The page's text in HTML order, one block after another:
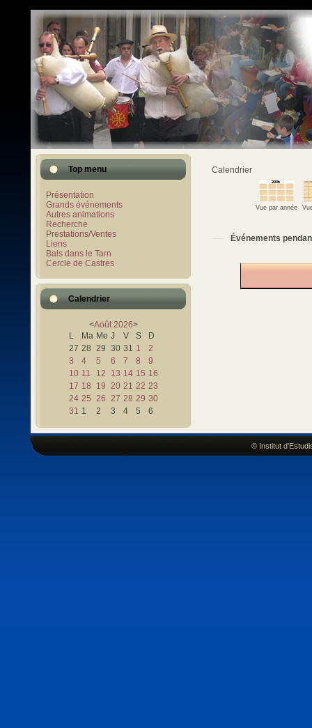
Top menu
Présentation
Grands événements
Autres animations
Recherche
Prestations/Ventes
Liens
Bals dans le Tarn
Cercle de Castres
Calendrier
<Août 2026>
L
Ma Me J V S
D
27 28 29 30 31 1
2
3
4 5 6 7 8
9
10 11 12 13 14 15 16
17 18 19 20 21 22 23
24 25 26 27 28 29 30
31 1 2 3 4 5 6
Calendrier
Vue par année
Événements
© Institut